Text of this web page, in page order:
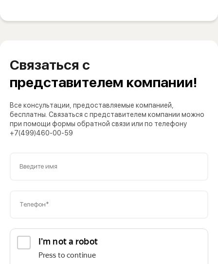
Связаться с
представителем компании!
Все консультации, предоставляемые компанией,
бесплатны. Связаться с представителем компании можно
при помощи формы обратной связи или по телефону
+7(499)460-00-59
Введите имя
Телефон*